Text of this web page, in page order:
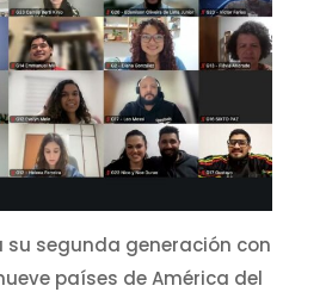
su segunda generación con
países de América del